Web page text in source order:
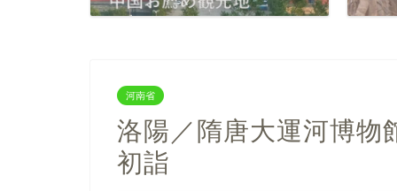
河南省
洛陽／隋唐大運河博
初詣